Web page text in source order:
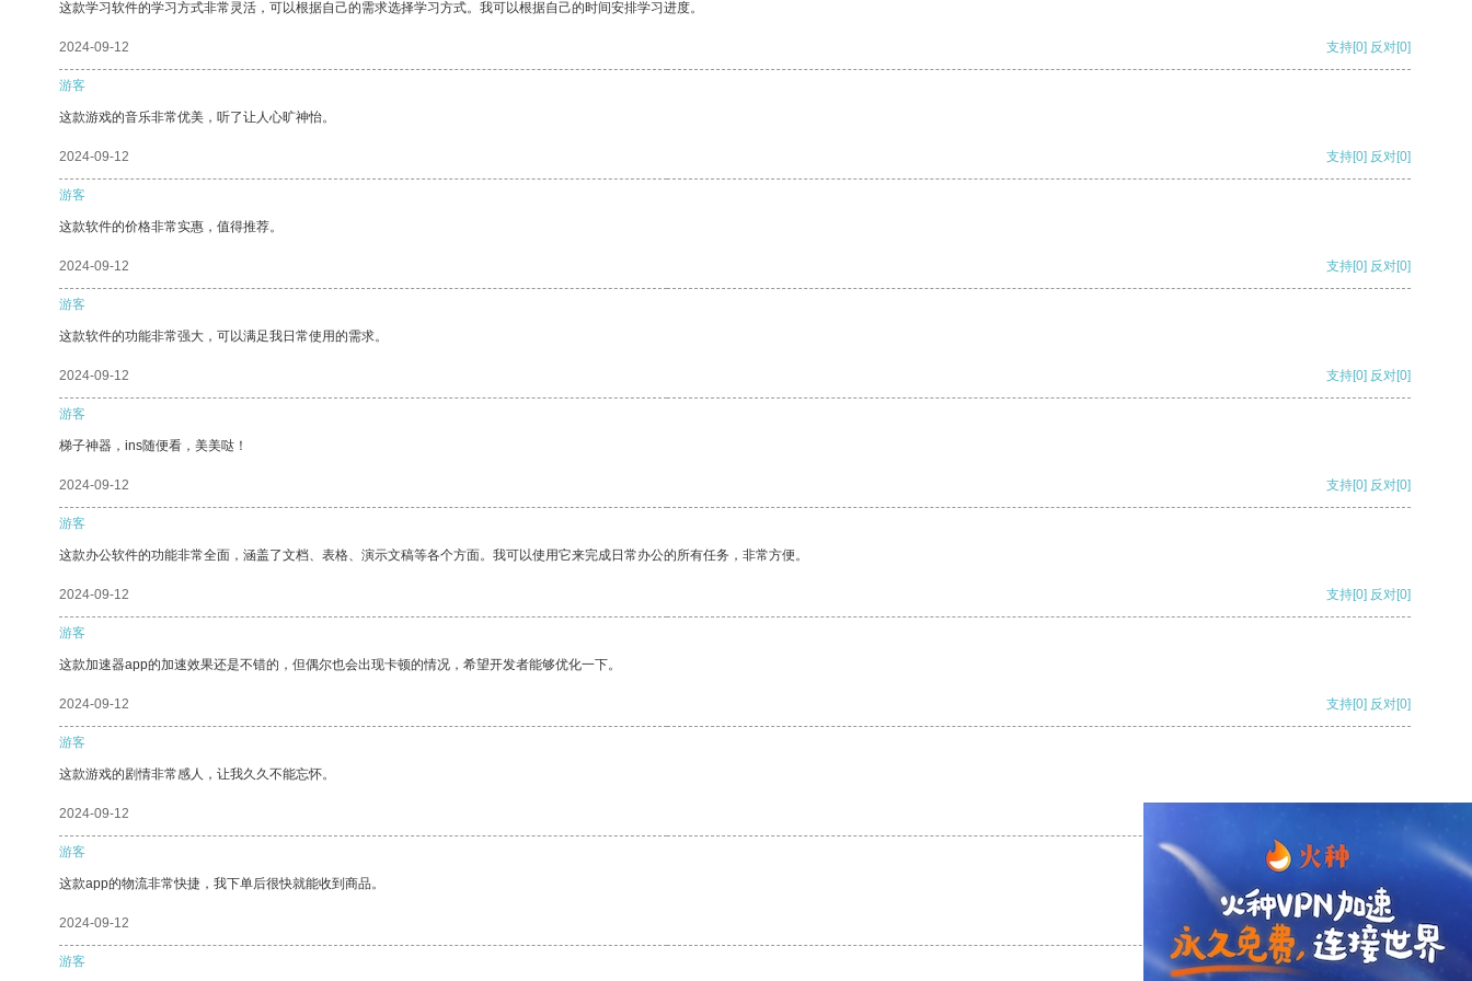
这款学习软件的学习方式非常灵活，可以根据自己的需求选择学习方式。我可以根据自己的时间安排学习进度。
2024-09-12 支持[0] 反对[0]
游客
这款游戏的音乐非常优美，听了让人心旷神怡。
2024-09-12 支持[0] 反对[0]
游客
这款软件的价格非常实惠，值得推荐。
2024-09-12 支持[0] 反对[0]
游客
这款软件的功能非常强大，可以满足我日常使用的需求。
2024-09-12 支持[0] 反对[0]
游客
梯子神器，ins随便看，美美哒！
2024-09-12 支持[0] 反对[0]
游客
这款办公软件的功能非常全面，涵盖了文档、表格、演示文稿等各个方面。我可以使用它来完成日常办公的所有任务，非常方便。
2024-09-12 支持[0] 反对[0]
游客
这款加速器app的加速效果还是不错的，但偶尔也会出现卡顿的情况，希望开发者能够优化一下。
2024-09-12 支持[0] 反对[0]
游客
这款游戏的剧情非常感人，让我久久不能忘怀。
2024-09-12
游客
这款app的物流非常快捷，我下单后很快就能收到商品。
2024-09-12 支持 [0] 反对 [0]
游客